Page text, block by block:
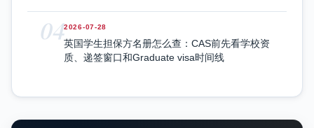
042026-07-28
英国学生担保方名册怎么查：CAS前先看学校资
质、递签窗口和Graduate visa时间线